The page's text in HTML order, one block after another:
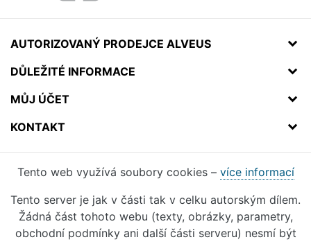
AUTORIZOVANÝ PRODEJCE ALVEUS
DŮLEŽITÉ INFORMACE
MŮJ ÚČET
KONTAKT
Tento web využívá soubory cookies – více informací
Tento server je jak v části tak v celku autorským dílem.
Žádná část tohoto webu (texty, obrázky, parametry,
obchodní podmínky ani další části serveru) nesmí být